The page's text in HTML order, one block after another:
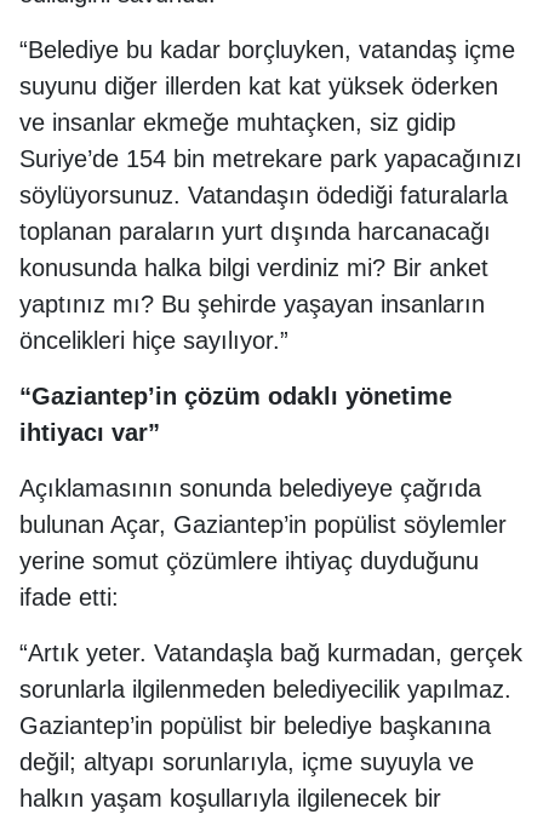
“Belediye bu kadar borçluyken, vatandaş içme
suyunu diğer illerden kat kat yüksek öderken
ve insanlar ekmeğe muhtaçken, siz gidip
Suriye’de 154 bin metrekare park yapacağınızı
söylüyorsunuz. Vatandaşın ödediği faturalarla
toplanan paraların yurt dışında harcanacağı
konusunda halka bilgi verdiniz mi? Bir anket
yaptınız mı? Bu şehirde yaşayan insanların
öncelikleri hiçe sayılıyor.”
“Gaziantep’in çözüm odaklı yönetime
ihtiyacı var”
Açıklamasının sonunda belediyeye çağrıda
bulunan Açar, Gaziantep’in popülist söylemler
yerine somut çözümlere ihtiyaç duyduğunu
ifade etti:
“Artık yeter. Vatandaşla bağ kurmadan, gerçek
sorunlarla ilgilenmeden belediyecilik yapılmaz.
Gaziantep’in popülist bir belediye başkanına
değil; altyapı sorunlarıyla, içme suyuyla ve
halkın yaşam koşullarıyla ilgilenecek bir